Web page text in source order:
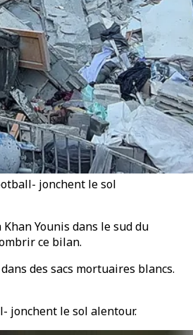
jonchent le sol
Younis dans le sud du
ce bilan.
des sacs mortuaires blancs.
jonchent le sol alentour.